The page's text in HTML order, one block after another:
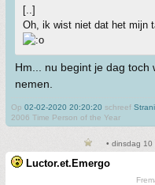
[..]
Oh, ik wist niet dat het mijn
Hm... nu begint je dag
nemen.
Op 02-02-2020 20:20:20 schreef Strani
2006 Time Person of the Year
• dinsdag 10
Luctor.et.Emergo